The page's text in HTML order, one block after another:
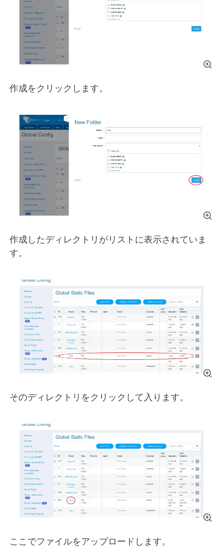
作成をクリックします。
作成したディレクトリがリストに表示されていま
す。
そのディレクトリをクリックして入ります。
ここでファイルをアップロードします。